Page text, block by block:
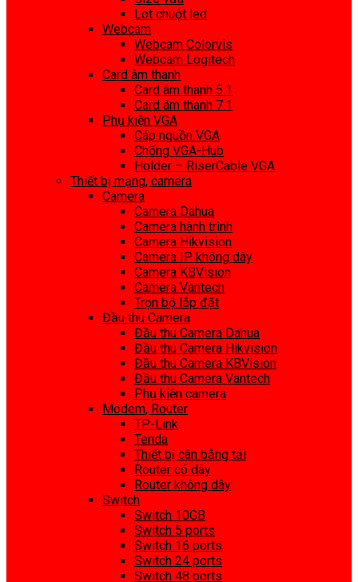
Lót chuột led
Webcam
Webcam Colorvis
Webcam Logitech
Card âm thanh
Card âm thanh 5.1
Card âm thanh 7.1
Phụ kiện VGA
Cáp nguồn VGA
Chống VGA-Hub
Holder – RiserCable VGA
Thiết bị mạng, camera
Camera
Camera Dahua
Camera hành trình
Camera Hikvision
Camera IP không dây
Camera KBVision
Camera Vantech
Trọn bộ lắp đặt
Đầu thu Camera
Đầu thu Camera Dahua
Đầu thu Camera Hikvision
Đầu thu Camera KBVision
Đầu thu Camera Vantech
Phụ kiện camera
Modem, Router
TP-Link
Tenda
Thiết bị cân bằng tải
Router có dây
Router không dây
Switch
Switch 10GB
Switch 5 ports
Switch 16 ports
Switch 24 ports
Switch 48 ports